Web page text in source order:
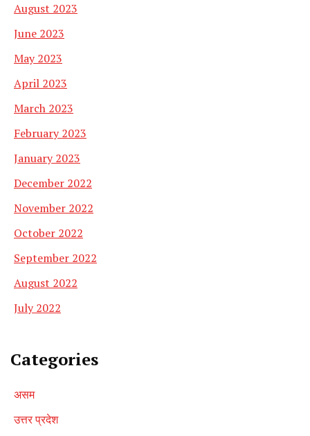
August 2023
June 2023
May 2023
April 2023
March 2023
February 2023
January 2023
December 2022
November 2022
October 2022
September 2022
August 2022
July 2022
Categories
असम
उत्तर प्रदेश